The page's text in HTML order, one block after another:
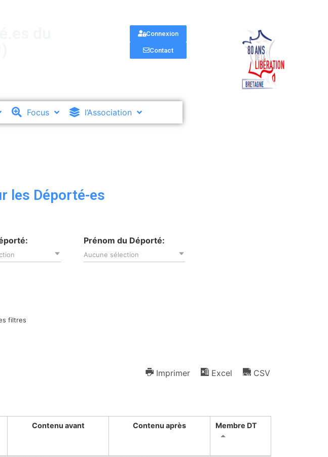
Connexion
Contact
Focus l’Association
les Déporté-es
Prénom du Déporté:
Aucune sélection
filtres
Imprimer Excel CSV
Contenu avant Contenu après Membre DT